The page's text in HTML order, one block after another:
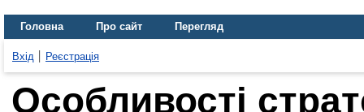
Головна Про сайт Перегляд
Вхід Реєстрація
Особливості